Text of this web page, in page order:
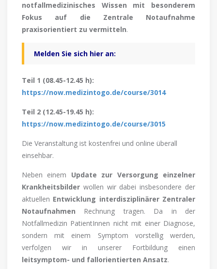
notfallmedizinisches Wissen mit besonderem
Fokus auf die Zentrale Notaufnahme
praxisorientiert zu vermitteln.
Melden Sie sich hier an:
Teil 1 (08.45-12.45 h):
https://now.medizintogo.de/course/3014
Teil 2 (12.45-19.45 h):
https://now.medizintogo.de/course/3015
Die Veranstaltung ist kostenfrei und online überall
einsehbar.
Neben einem Update zur Versorgung einzelner
Krankheitsbilder wollen wir dabei insbesondere der
aktuellen Entwicklung interdisziplinärer Zentraler
Notaufnahmen Rechnung tragen. Da in der
Notfallmedizin PatientInnen nicht mit einer Diagnose,
sondern mit einem Symptom vorstellig werden,
verfolgen wir in unserer Fortbildung einen
leitsymptom- und fallorientierten Ansatz.